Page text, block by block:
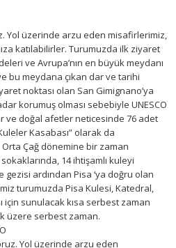
Yol üzerinde arzu eden misafirlerimiz,
katılabilirler. Turumuzda ilk ziyaret
ve Avrupa’nın en büyük meydanı
bu meydana çıkan dar ve tarihi
noktası olan San Gimignano’ya
korumuş olması sebebiyle UNESCO
ve doğal afetler neticesinde 76 adet
Kasabası” olarak da
Çağ dönemine bir zaman
14 ihtişamlı kuleyi
ardından Pisa ‘ya doğru olan
turumuzda Pisa Kulesi, Katedral,
için sunulacak kısa serbest zaman
üzere serbest zaman.
Yol üzerinde arzu eden